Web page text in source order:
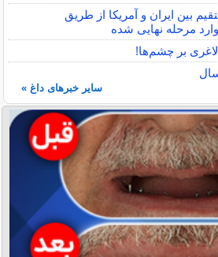
بین ایران و آمریکا از طریق
مرحله نهایی شده
لاغری بر چشم‌ها!
سایر خبرهای داغ »